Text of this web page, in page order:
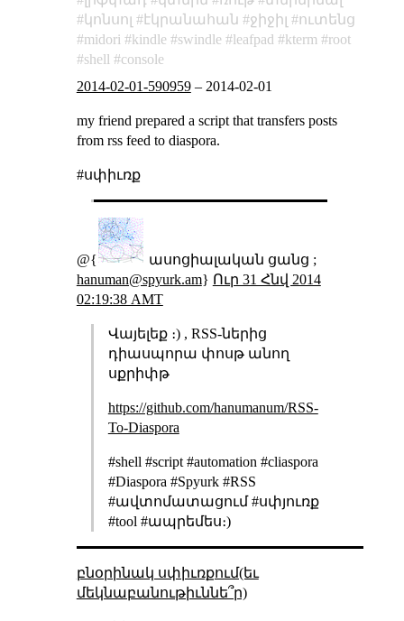
կոնսոլ
էկրանահան ջիջիլ
ուտենց
midori
kindle swindle leafpad kterm
root
shell
console
2014-02-01-590959– 2014-02-01
my friend prepared a script that transfers posts
from rss feed to diaspora.
#սփիւռք
@{
ասոցիալական ցանց ;
hanuman@spyurk.am} Ուր 31 Հնվ 2014
02:19:38 AMT
Վայելեք ։) , RSS-ներից
դիասպորա փոսթ անող
սքրիփթ
https://github.com/hanumanum/RSS-
To-Diaspora
#shell #script #automation #cliaspora
#Diaspora #Spyurk #RSS
#ավտոմատացում #սփյուռք
#tool #ապրեմես։)
բնօրինակ սփիւռքում(եւ
մեկնաբանութիւննե՞ր)